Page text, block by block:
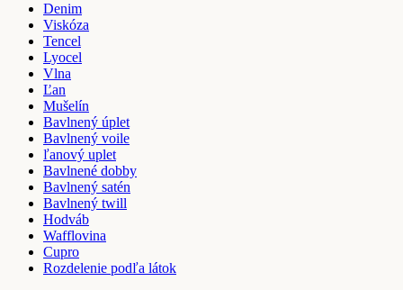
Denim
Viskóza
Tencel
Lyocel
Vlna
Ľan
Mušelín
Bavlnený úplet
Bavlnený voile
ľanový uplet
Bavlnené dobby
Bavlnený satén
Bavlnený twill
Hodváb
Wafflovina
Cupro
Rozdelenie podľa látok